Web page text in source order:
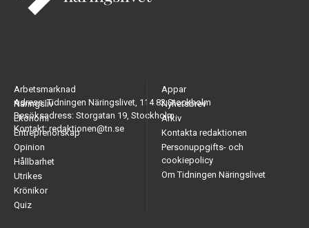
Adress: Tidningen Näringslivet, 114 82 Stockholm
Besöksadress: Storgatan 19, Stockholm
Kontakt: redaktionen@tn.se
Arbetsmarknad
Näringsliv
Ekonomi
Entreprenörskap
Opinion
Hållbarhet
Utrikes
Krönikor
Quiz
Appar
Nyhetsbrev
Arkiv
Kontakta redaktionen
Personuppgifts- och
cookiepolicy
Om Tidningen Näringslivet